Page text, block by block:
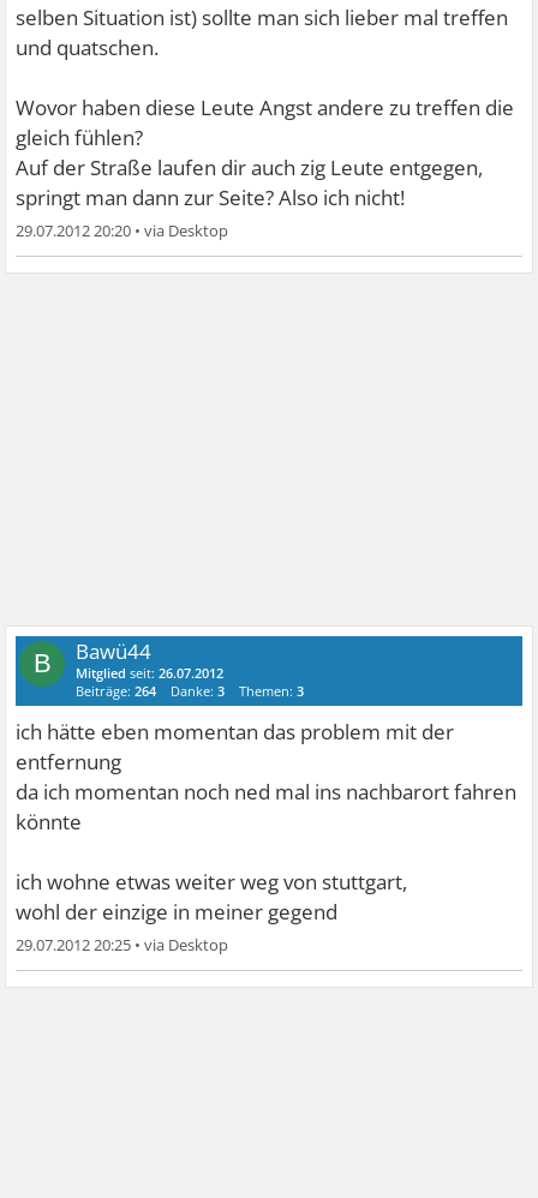
selben Situation ist) sollte man sich lieber mal treffen
und quatschen.
Wovor haben diese Leute Angst andere zu treffen die
gleich fühlen?
Auf der Straße laufen dir auch zig Leute entgegen,
springt man dann zur Seite? Also ich nicht!
29.07.2012 20:20 •
B Bawü44
Mitglied seit:26.07.2012
Beiträge:264 Danke:3 Themen:3
ich hätte eben momentan das problem mit der
entfernung
da ich momentan noch ned mal ins nachbarort fahren
könnte
ich wohne etwas weiter weg von stuttgart,
wohl der einzige in meiner gegend
29.07.2012 20:25 •